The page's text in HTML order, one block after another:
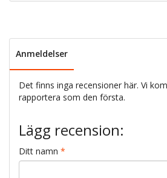
Anmeldelser
Det finns inga recensioner här. Vi
rapportera som den första.
Lägg recension:
Ditt namn